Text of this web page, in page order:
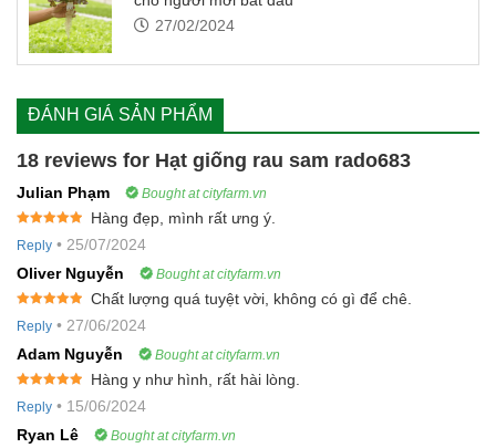
27/02/2024
ĐÁNH GIÁ SẢN PHẨM
18 reviews for Hạt giống rau sam rado683
Julian Phạm Bought at cityfarm.vn
of 5
Hàng đẹp, mình rất ưng ý.
Reply • 25/07/2024
Oliver Nguyễn
Bought at cityfarm.vn
of 5
Chất lượng quá tuyệt vời, không có gì để chê.
Reply • 27/06/2024
Adam Nguyễn
Bought at cityfarm.vn
of 5
Hàng y như hình, rất hài lòng.
Reply • 15/06/2024
Ryan Lê
Bought at cityfarm.vn